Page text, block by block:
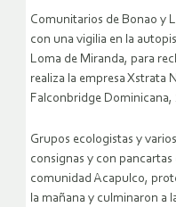
Comunitarios de Bonao y
con una vigilia en la
Loma de Miranda, para
realiza la empresa Xstrata
Falconbridge Dominicana,
Grupos ecologistas y
consignas y con
comunidad Acapulco,
la mañana y culminaron a